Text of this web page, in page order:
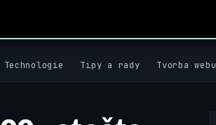
Technologie Tipy a rady Tvorba webu